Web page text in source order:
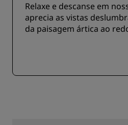
Relaxe e descanse em
aprecia as vistas
da paisagem ártica ao